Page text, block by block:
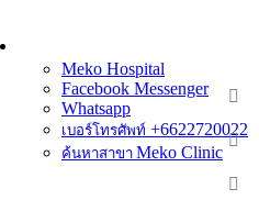
Meko Hospital
Facebook Messenger
Whatsapp
เบอร์โทรศัพท์ +6622720022
ค้นหาสาขา Meko Clinic